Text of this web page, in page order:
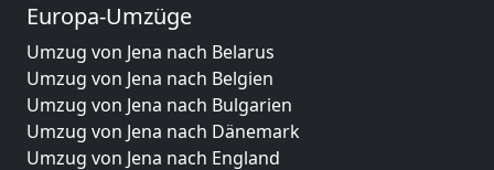
Europa-Umzüge
Umzug von Jena nach Belarus
Umzug von Jena nach Belgien
Umzug von Jena nach Bulgarien
Umzug von Jena nach Dänemark
Umzug von Jena nach England